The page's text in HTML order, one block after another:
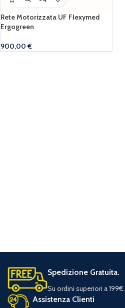
Rete Motorizzata UF Flexymed
Ergogreen
900,00€
Spedizione Gratuita.
Su ordini superiori a 199€.
Assistenza Clienti